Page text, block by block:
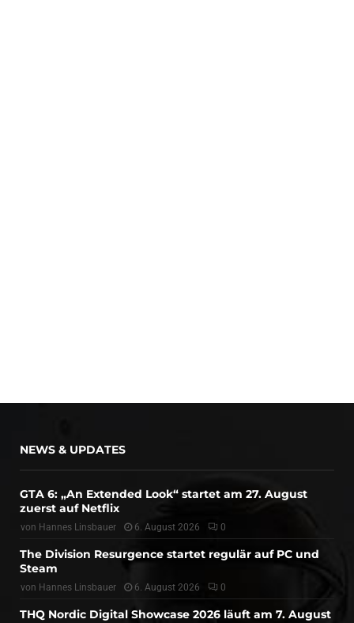
NEWS & UPDATES
GTA 6: „An Extended Look“ startet am 27. August
zuerst auf Netflix
von Hannes Linsbauer 6. August 2026 0
The Division Resurgence startet regulär auf PC und
Steam
von Hannes Linsbauer 6. August 2026 0
THQ Nordic Digital Showcase 2026 läuft am 7. August